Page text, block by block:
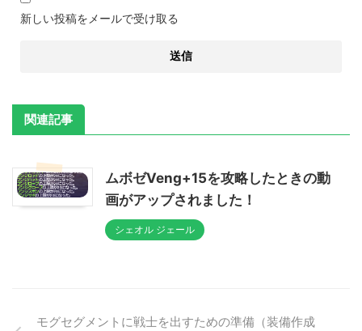
新しい投稿をメールで受け取る
関連記事
ムボゼVeng+15を攻略したときの動
画がアップされました！
シェオル ジェール
モグセグメントに戦士を出すための準備（装備作成